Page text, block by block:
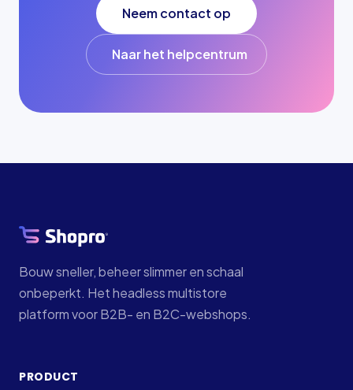
Neem contact op
Naar het helpcentrum
Bouw sneller, beheer slimmer en schaal
onbeperkt. Het headless multistore
platform voor B2B- en B2C-webshops.
PRODUCT